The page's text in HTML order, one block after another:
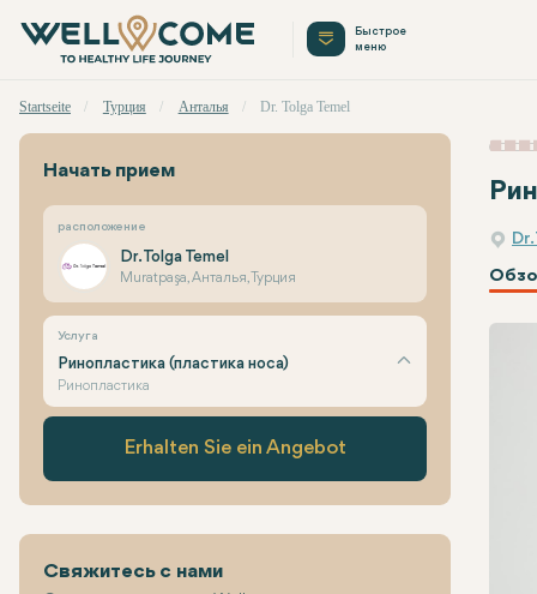
Быстрое
меню
Startseite Турция Анталья Dr. Tolga Temel
Начать прием
расположение
Dr. Tolga Temel
Muratpaşa, Анталья, Турция
Услуга
Ринопластика (пластика носа)
Ринопластика
Erhalten Sie ein Angebot
Свяжитесь с нами